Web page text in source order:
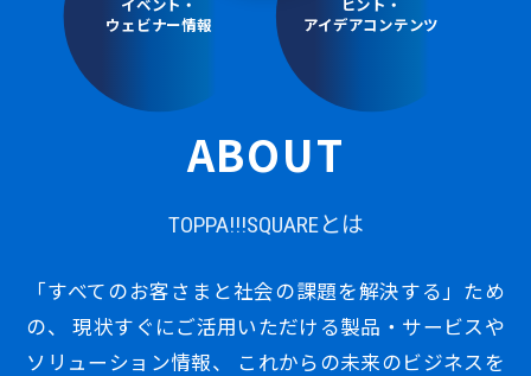
イベント・
ウェビナー情報
ヒント・
アイデアコンテンツ
ABOUT
TOPPA!!!SQUAREとは
「すべてのお客さまと社会の課題を解決する」ため
の、
現状すぐにご活用いただける製品・サービスや
ソリューション情報、
これからの未来のビジネスを